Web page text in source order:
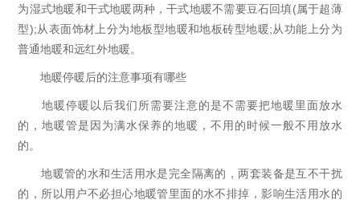
为湿式地暖和干式地暖两种，干式地暖不需要豆石回填(属于超薄
型);从表面饰材上分为地板型地暖和地板砖型地暖;从功能上分为
普通地暖和远红外地暖。
地暖停暖后的注意事项有哪些
地暖停暖以后我们所需要注意的是不需要把地暖里面放水
的，地暖管是因为满水保养的地暖，不用的时候一般不用放水
的。
地暖管的水和生活用水是完全隔离的，两套装备是互不干扰
的，所以用户不必担心地暖管里面的水不排掉，影响生活用水的